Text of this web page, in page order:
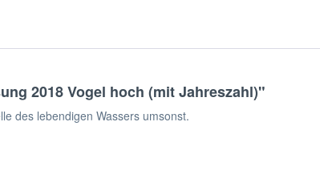
2018 Vogel hoch (mit Jahreszahl)"
des lebendigen Wassers umsonst.